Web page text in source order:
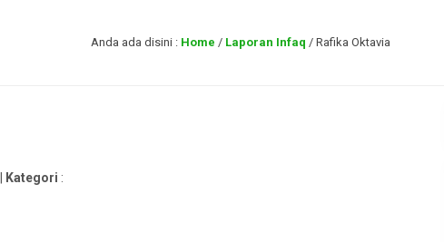
Anda ada disini : Home / Laporan Infaq / Rafika Oktavia
Kategori :